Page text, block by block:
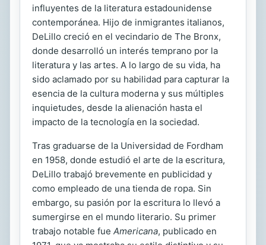
influyentes de la literatura estadounidense
contemporánea. Hijo de inmigrantes italianos,
DeLillo creció en el vecindario de The Bronx,
donde desarrolló un interés temprano por la
literatura y las artes. A lo largo de su vida, ha
sido aclamado por su habilidad para capturar la
esencia de la cultura moderna y sus múltiples
inquietudes, desde la alienación hasta el
impacto de la tecnología en la sociedad.
Tras graduarse de la Universidad de Fordham
en 1958, donde estudió el arte de la escritura,
DeLillo trabajó brevemente en publicidad y
como empleado de una tienda de ropa. Sin
embargo, su pasión por la escritura lo llevó a
sumergirse en el mundo literario. Su primer
trabajo notable fue Americana, publicado en